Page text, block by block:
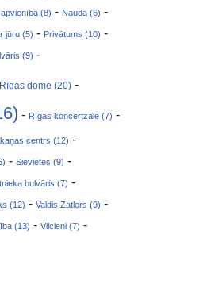
(8) - Nauda (6) -
jūru (5) - Privātums (10) -
(9) -
Rīgas dome (20) -
- Rīgas koncertzāle (7) -
centrs (12) -
- Sievietes (9) -
bulvāris (7) -
(12) - Valdis Zatlers (9) -
(13) - Vilcieni (7) -